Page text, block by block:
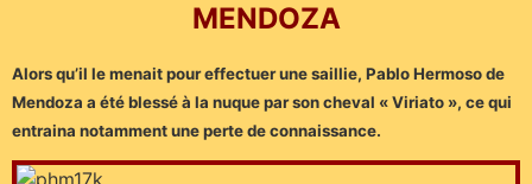
MENDOZA
Alors qu’il le menait pour effectuer une saillie, Pablo Hermoso de
Mendoza a été blessé à la nuque par son cheval « Viriato », ce qui
entraina notamment une perte de connaissance.